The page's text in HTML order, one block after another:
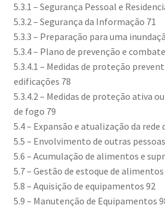
5.3.1 – Segurança Pessoal e
5.3.2 – Segurança da Informação 71
5.3.3 – Preparação para uma
5.3.4 – Plano de prevenção e
5.3.4.1 – Medidas de proteção
edificações 78
5.3.4.2 – Medidas de proteção ativa
de fogo 79
5.4 – Expansão e atualização da rede
5.5 – Envolvimento de outras
5.6 – Acumulação de alimentos e
5.7 – Gestão de estoque de
5.8 – Aquisição de equipamentos 92
5.9 – Manutenção de Equipamentos